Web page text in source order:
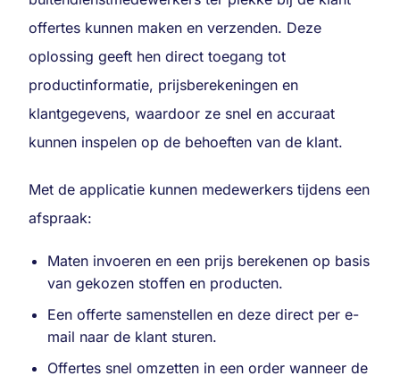
offertes kunnen maken en verzenden. Deze
oplossing geeft hen direct toegang tot
productinformatie, prijsberekeningen en
klantgegevens, waardoor ze snel en accuraat
kunnen inspelen op de behoeften van de klant.
Met de applicatie kunnen medewerkers tijdens een
afspraak:
Maten invoeren en een prijs berekenen op basis
van gekozen stoffen en producten.
Een offerte samenstellen en deze direct per e-
mail naar de klant sturen.
Offertes snel omzetten in een order wanneer de